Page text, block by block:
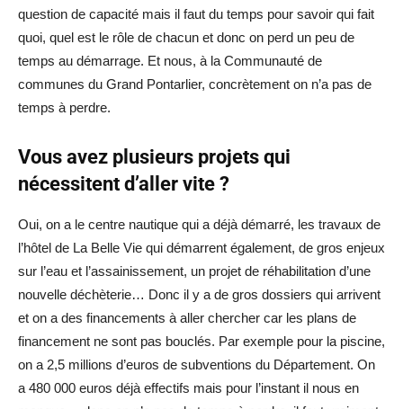
question de capacité mais il faut du temps pour savoir qui fait
quoi, quel est le rôle de chacun et donc on perd un peu de
temps au démarrage. Et nous, à la Communauté de
communes du Grand Pontarlier, concrètement on n’a pas de
temps à perdre.
Vous avez plusieurs projets qui
nécessitent d’aller vite ?
Oui, on a le centre nautique qui a déjà démarré, les travaux de
l’hôtel de La Belle Vie qui démarrent également, de gros enjeux
sur l’eau et l’assainissement, un projet de réhabilitation d’une
nouvelle déchèterie… Donc il y a de gros dossiers qui arrivent
et on a des financements à aller chercher car les plans de
financement ne sont pas bouclés. Par exemple pour la piscine,
on a 2,5 millions d’euros de subventions du Département. On
a 480 000 euros déjà effectifs mais pour l’instant il nous en